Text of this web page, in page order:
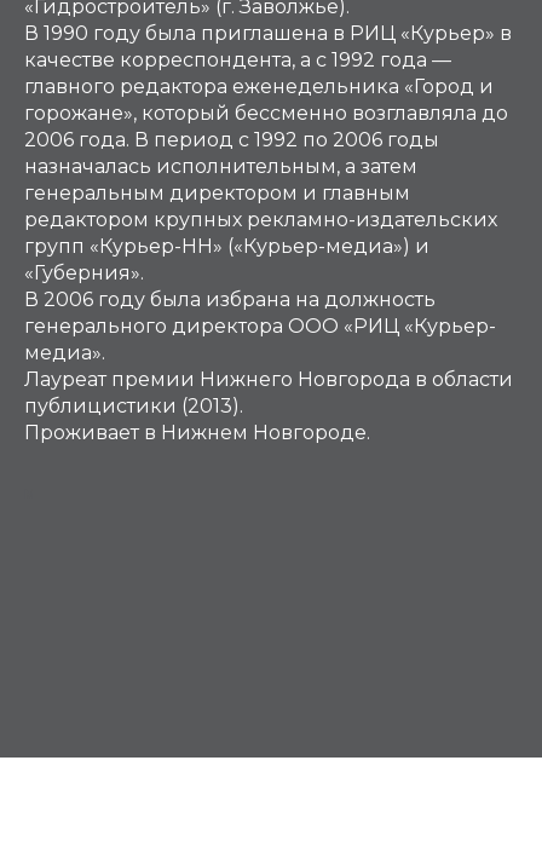
«Гидростроитель» (г. Заволжье).
В 1990 году была приглашена в РИЦ «Курьер» в
качестве корреспондента, а с 1992 года —
главного редактора еженедельника «Город и
горожане», который бессменно возглавляла до
2006 года. В период с 1992 по 2006 годы
назначалась исполнительным, а затем
генеральным директором и главным
редактором крупных рекламно-издательских
групп «Курьер-НН» («Курьер-медиа») и
«Губерния».
В 2006 году была избрана на должность
генерального директора ООО «РИЦ «Курьер-
медиа».
Лауреат премии Нижнего Новгорода в области
публицистики (2013).
Проживает в Нижнем Новгороде.